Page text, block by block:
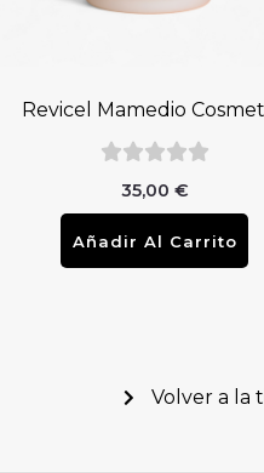
Revicel Mamedio
35,00 €
Añadir Al Carrito
Volver a la